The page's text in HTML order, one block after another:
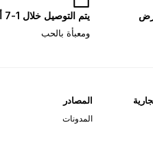
يتم التوصيل خلال 1-7 أيام
ومعبأة بالحب
المصادر
المدونات